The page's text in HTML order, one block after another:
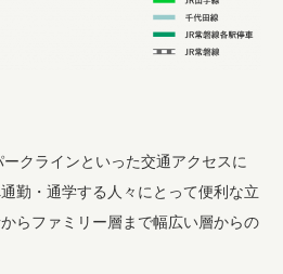
クラインといった交通アクセスに
勤・通学する人々にとって便利な立
らファミリー層まで幅広い層からの